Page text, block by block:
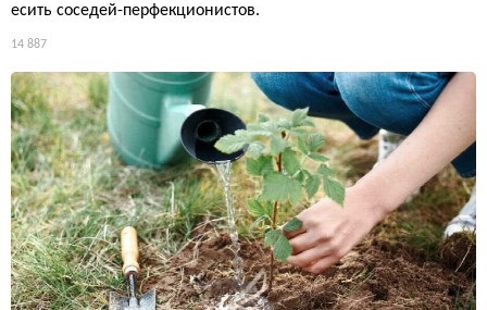
есить соседей-перфекционистов.
14 887